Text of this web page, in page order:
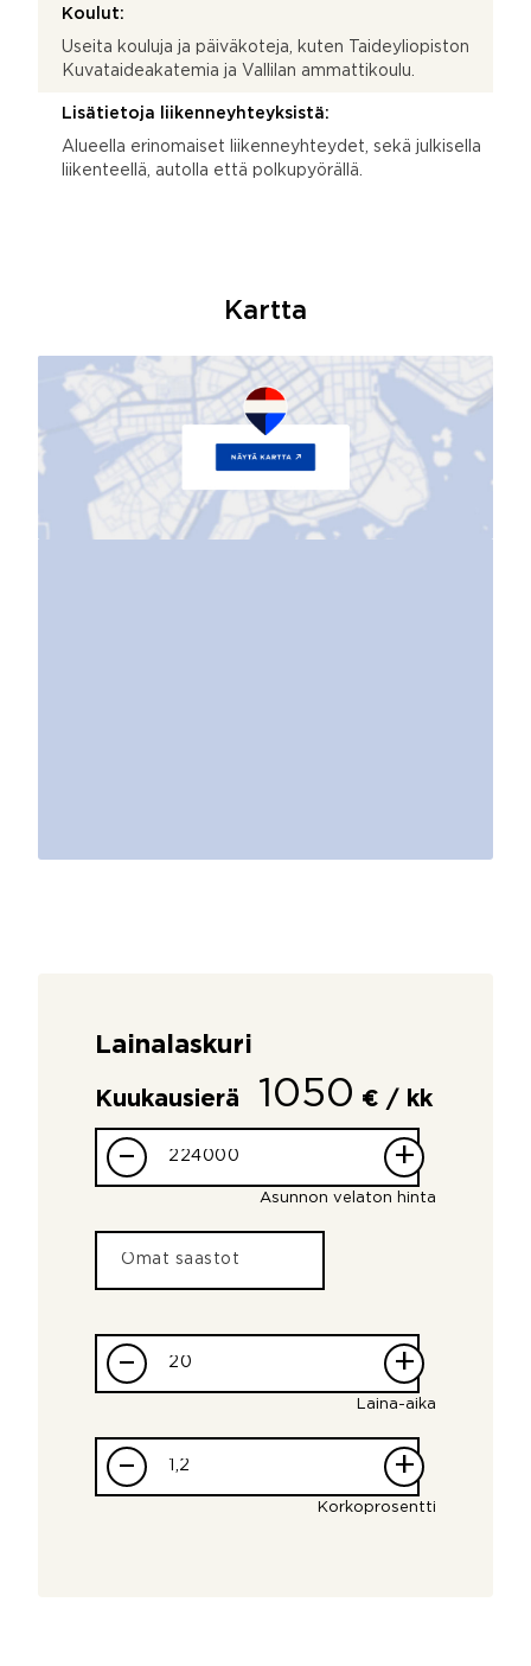
Koulut:
Useita kouluja ja päiväkoteja, kuten Taideyliopiston
Kuvataideakatemia ja Vallilan ammattikoulu.
Lisätietoja liikenneyhteyksistä:
Alueella erinomaiset liikenneyhteydet, sekä julkisella
liikenteellä, autolla että polkupyörällä.
Kartta
Lainalaskuri
Kuukausierä 1050 € / kk
– +
Asunnon velaton hinta
– +
Laina-aika
– +
Korkoprosentti